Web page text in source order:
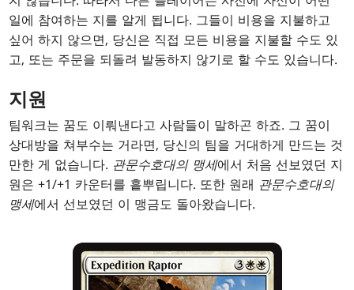
일에 참여하는 지를 알게 됩니다. 그들이 비용을 지불하고
싶어 하지 않으면, 당신은 직접 모든 비용을 지불할 수도 있
고, 또는 주문을 되돌려 발동하지 않기로 할 수도 있습니다.
지원
팀워크는 꿈도 이뤄낸다고 사람들이 말하곤 하죠. 그 꿈이
상대방을 쳐부수는 거라면, 당신의 팀을 거대하게 만드는 것
만한 게 없습니다. 관문수호대의 맹세에서 처음 선보였던 지
원은 +1/+1 카운터를 흩뿌립니다. 또한 원래 관문수호대의
맹세에서 선보였던 이 맹금도 돌아왔습니다.